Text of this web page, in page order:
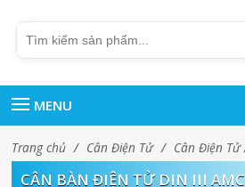
MENU
Trang chủ / Cân Điện Tử / Cân Điện Tử
CÂN BÀN ĐIỆN TỬ DIN III